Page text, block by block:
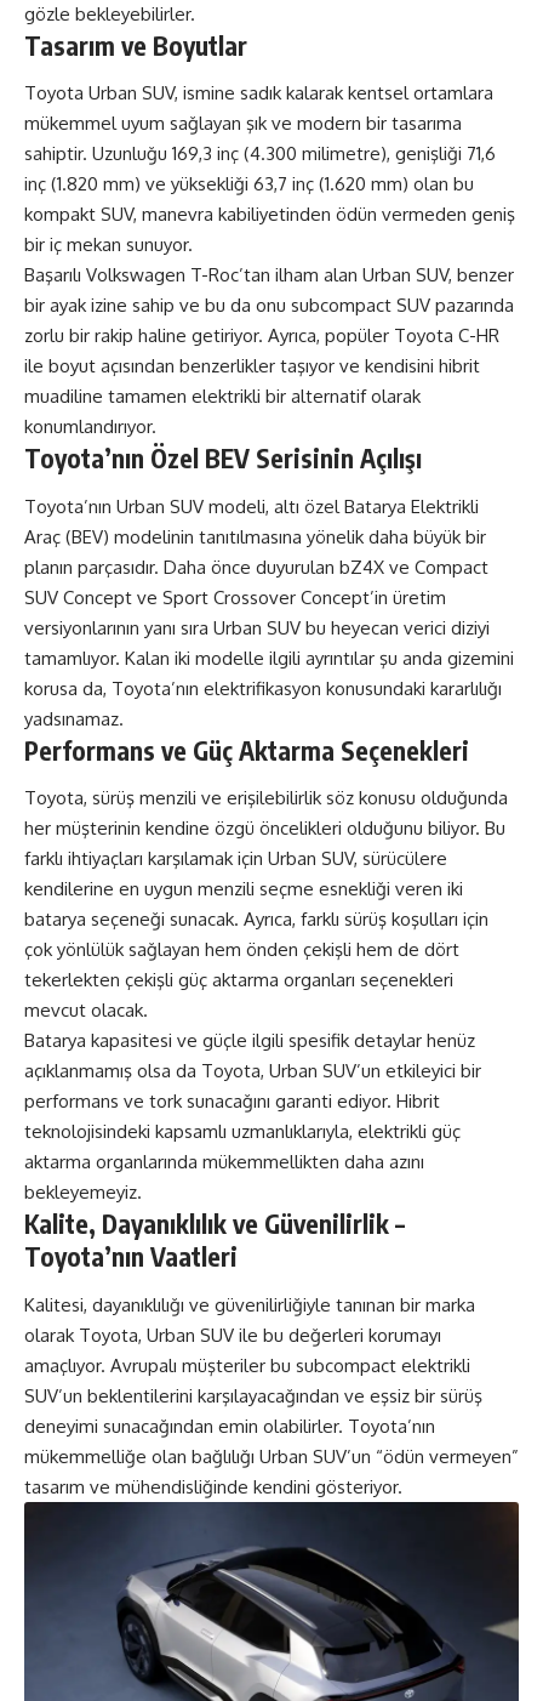
gözle bekleyebilirler.
Tasarım ve Boyutlar
Toyota Urban SUV, ismine sadık kalarak kentsel ortamlara
mükemmel uyum sağlayan şık ve modern bir tasarıma
sahiptir. Uzunluğu 169,3 inç (4.300 milimetre), genişliği 71,6
inç (1.820 mm) ve yüksekliği 63,7 inç (1.620 mm) olan bu
kompakt SUV, manevra kabiliyetinden ödün vermeden geniş
bir iç mekan sunuyor.
Başarılı Volkswagen T-Roc’tan ilham alan Urban SUV, benzer
bir ayak izine sahip ve bu da onu subcompact SUV pazarında
zorlu bir rakip haline getiriyor. Ayrıca, popüler Toyota C-HR
ile boyut açısından benzerlikler taşıyor ve kendisini hibrit
muadiline tamamen elektrikli bir alternatif olarak
konumlandırıyor.
Toyota’nın Özel BEV Serisinin Açılışı
Toyota’nın Urban SUV modeli, altı özel Batarya Elektrikli
Araç (BEV) modelinin tanıtılmasına yönelik daha büyük bir
planın parçasıdır. Daha önce duyurulan bZ4X ve Compact
SUV Concept ve Sport Crossover Concept’in üretim
versiyonlarının yanı sıra Urban SUV bu heyecan verici diziyi
tamamlıyor. Kalan iki modelle ilgili ayrıntılar şu anda gizemini
korusa da, Toyota’nın elektrifikasyon konusundaki kararlılığı
yadsınamaz.
Performans ve Güç Aktarma Seçenekleri
Toyota, sürüş menzili ve erişilebilirlik söz konusu olduğunda
her müşterinin kendine özgü öncelikleri olduğunu biliyor. Bu
farklı ihtiyaçları karşılamak için Urban SUV, sürücülere
kendilerine en uygun menzili seçme esnekliği veren iki
batarya seçeneği sunacak. Ayrıca, farklı sürüş koşulları için
çok yönlülük sağlayan hem önden çekişli hem de dört
tekerlekten çekişli güç aktarma organları seçenekleri
mevcut olacak.
Batarya kapasitesi ve güçle ilgili spesifik detaylar henüz
açıklanmamış olsa da Toyota, Urban SUV’un etkileyici bir
performans ve tork sunacağını garanti ediyor. Hibrit
teknolojisindeki kapsamlı uzmanlıklarıyla, elektrikli güç
aktarma organlarında mükemmellikten daha azını
bekleyemeyiz.
Kalite, Dayanıklılık ve Güvenilirlik –
Toyota’nın Vaatleri
Kalitesi, dayanıklılığı ve güvenilirliğiyle tanınan bir marka
olarak Toyota, Urban SUV ile bu değerleri korumayı
amaçlıyor. Avrupalı müşteriler bu subcompact elektrikli
SUV’un beklentilerini karşılayacağından ve eşsiz bir sürüş
deneyimi sunacağından emin olabilirler. Toyota’nın
mükemmelliğe olan bağlılığı Urban SUV’un “ödün vermeyen”
tasarım ve mühendisliğinde kendini gösteriyor.